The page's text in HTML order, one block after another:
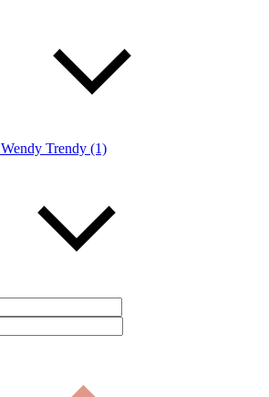
Wendy Trendy (1)